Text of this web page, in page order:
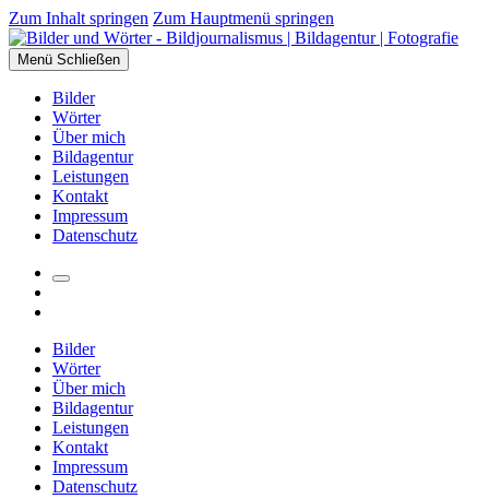
Zum Inhalt springen Zum Hauptmenü springen
Menü Schließen
Bilder
Wörter
Über mich
Bildagentur
Leistungen
Kontakt
Impressum
Datenschutz
Suchfeld
Bilder
Wörter
Über mich
Bildagentur
Leistungen
Kontakt
Impressum
Datenschutz